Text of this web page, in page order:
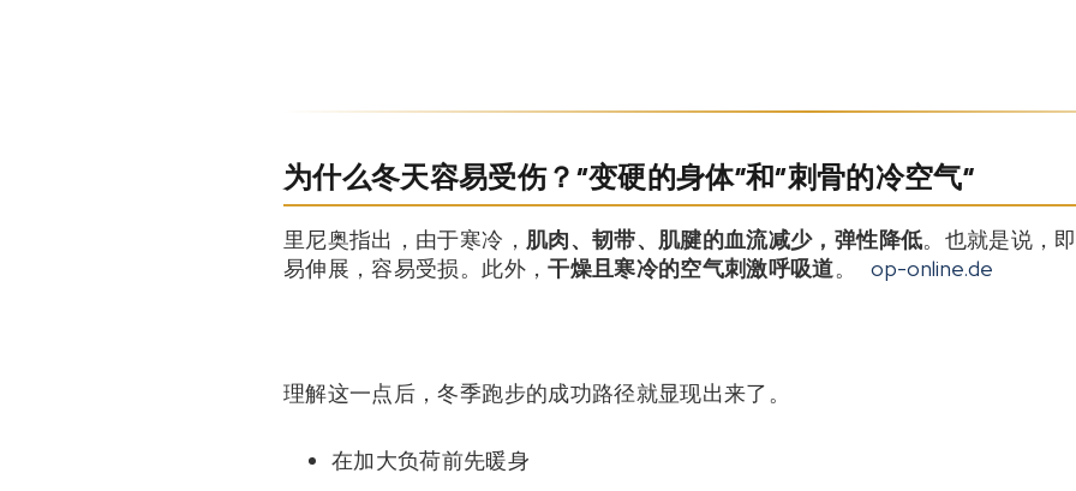
为什么冬天容易受伤？“变硬的身体”和“刺骨的冷空气”
里尼奥指出，由于寒冷， 肌肉、韧带、肌腱的血流减少，弹性降低。也就是说，
易伸展，容易受损。此外，干燥且寒冷的空气刺激呼吸道。 op-online.de
理解这一点后，冬季跑步的成功路径就显现出来了。
在加大负荷前先暖身